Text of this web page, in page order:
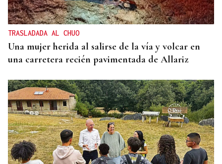
TRASLADADA AL CHUO
Una mujer herida al salirse de la vía y volcar en
una carretera recién pavimentada de Allariz